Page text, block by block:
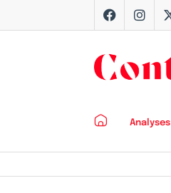
Analyses